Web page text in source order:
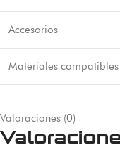
Accesorios
Materiales compatibles
Valoraciones (0)